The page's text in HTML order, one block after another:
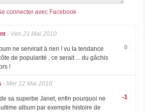
connecter avec Facebook
- Ven 21 Mai 2010
0
ne servirait à rien ! vu la tendance
de popularité , ce serait ... du gâchis
!
- Mer 12 Mai 2010
-1
sa superbe Janet, enfin pourquoi ne
album par exemple histoire de